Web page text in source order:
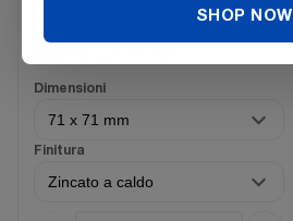
Dimensioni
Finitura
SHOP NOW